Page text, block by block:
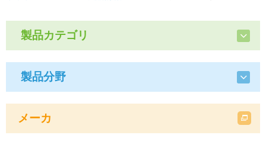
製品カテゴリ
製品分野
メーカ